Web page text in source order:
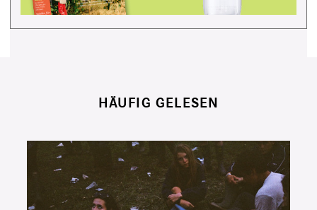
HÄUFIG GELESEN